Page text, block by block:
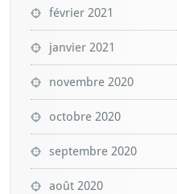
février 2021
janvier 2021
novembre 2020
octobre 2020
septembre 2020
août 2020